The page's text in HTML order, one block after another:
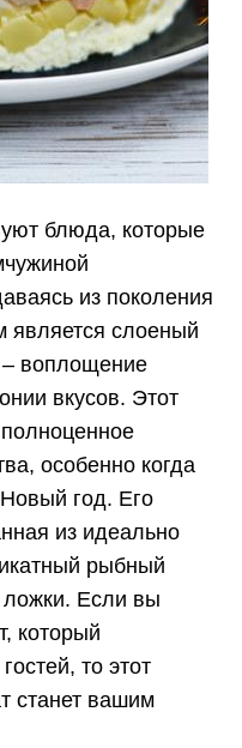
блюда, которые
из поколения
является слоеный
воплощение
вкусов. Этот
полноценное
особенно когда
год. Его
из идеально
рыбный
ложки. Если вы
который
то этот
станет вашим